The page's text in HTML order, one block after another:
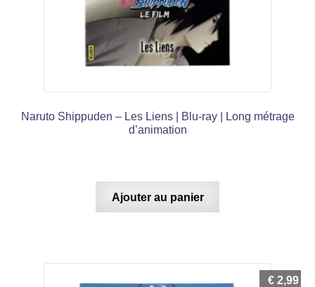
Naruto Shippuden – Les Liens | Blu-ray | Long métrage
d’animation
Ajouter au panier
€ 2,99